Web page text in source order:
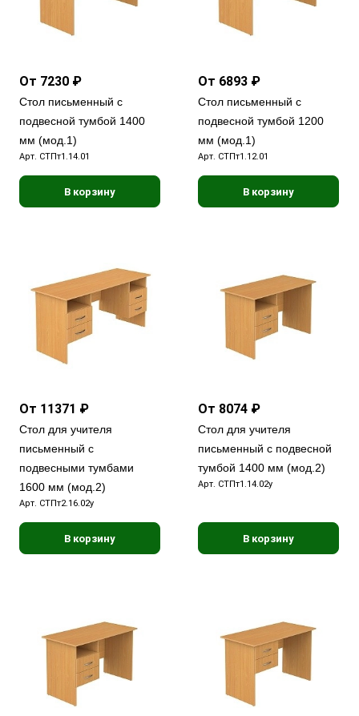
От 7230 ₽
Стол письменный с
подвесной тумбой 1400
мм (мод.1)
Арт. СТПт1.14.01
В корзину
От 6893 ₽
Стол письменный с
подвесной тумбой 1200
мм (мод.1)
Арт. СТПт1.12.01
В корзину
От 11371 ₽
Стол для учителя
письменный с
подвесными тумбами
1600 мм (мод.2)
Арт. СТПт2.16.02у
В корзину
От 8074 ₽
Стол для учителя
письменный с подвесной
тумбой 1400 мм (мод.2)
Арт. СТПт1.14.02у
В корзину